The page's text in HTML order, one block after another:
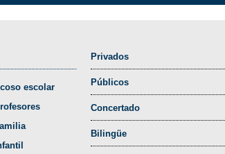
escolar
Privados
Públicos
Concertado
Bilingüe